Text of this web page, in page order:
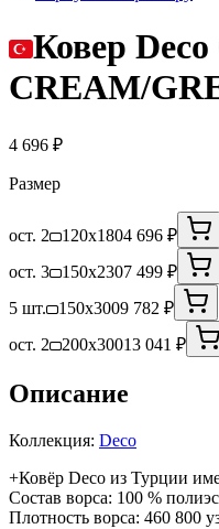
Ковер Deco
CREAM/
4 696 ₽
Размер
ост. 2 120x1804 696 ₽
ост. 3
150x2307 499 ₽
5 шт.
150x3009 782 ₽
ост. 2
200x30013 041 ₽
Описание
Коллекция: Deco
+Ковёр Deco из Турции
Состав ворса: 100 %
Плотность ворса: 460 800